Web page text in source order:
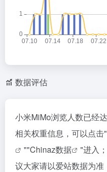
数据评估
小米MiMo浏览人数已经
相关权重信息，可以点击"
""Chinaz数据
"进入
议大家请以爱站数据为准